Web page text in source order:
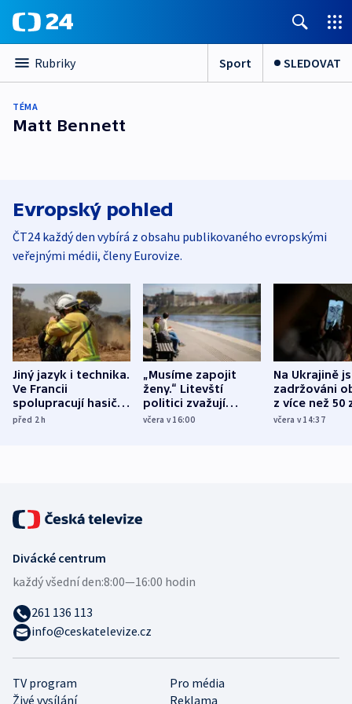
Rubriky Sport SLEDOVAT
TÉMA
Matt Bennett
Evropský pohled
ČT24 každý den vybírá z obsahu publikovaného evropskými
veřejnými médii, členy Eurovize.
Jiný jazyk i technika.
Ve Francii
spolupracují hasiči z
různých zemí
před 2h
„Musíme zapojit
ženy.“ Litevští
politici zvažují
dohodu o
včera v 16:00
Na Ukrajině
zadržováni
z více než 50
Bojovali na
včera v 14:37
TV program
Pro média
Živé vysílání
Reklama
Divácké centrum
každý všední den:8:00—16:00 hodin
261 136 113
info@ceskatelevize.cz